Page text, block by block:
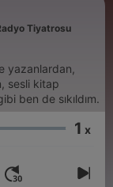
Tiyatrosu
yazanlardan,
sesli kitap
ben de sıkıldım.
1 x